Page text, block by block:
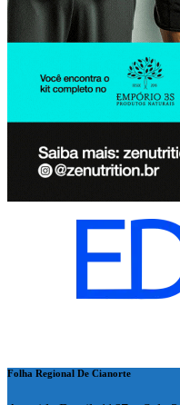
Folha Regional De Cianorte